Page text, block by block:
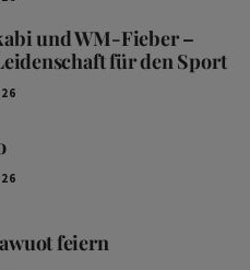
und WM-Fieber –
für den Sport
feiern